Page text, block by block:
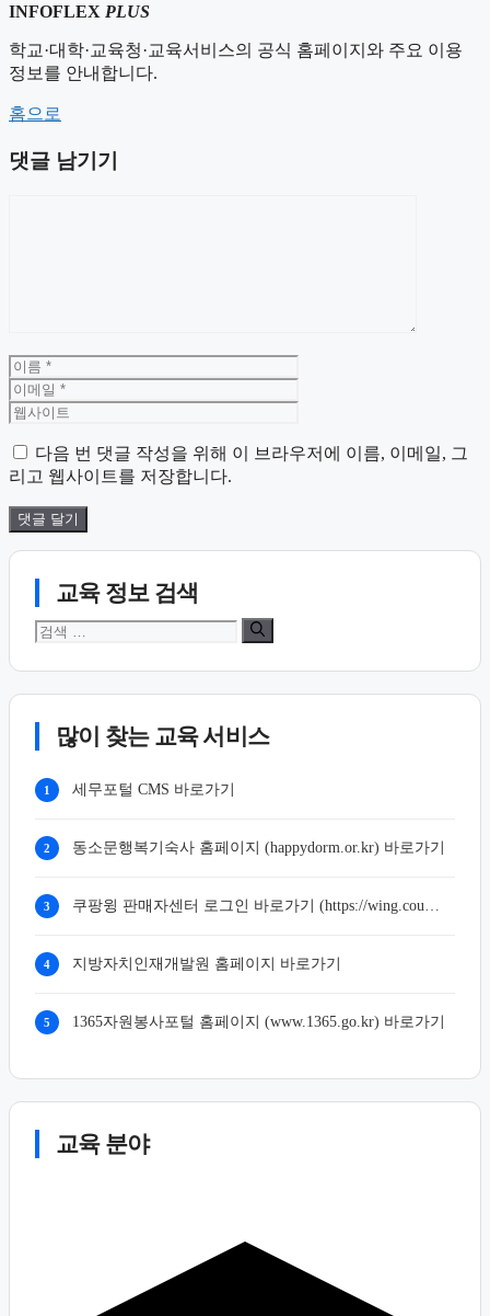
INFOFLEX PLUS
학교·대학·교육청·교육서비스의 공식 홈페이지와 주요 이용
정보를 안내합니다.
홈으로
댓글 남기기
이
름
트
다음 번 댓글 작성을 위해 이 브라우저에 이름, 이메일, 그
리고 웹사이트를 저장합니다.
교육 정보 검색
검
많이 찾는 교육 서비스
1 세무포털 CMS 바로가기
2 동소문행복기숙사 홈페이지 (happydorm.or.kr) 바로가기
3
4 지방자치인재개발원 홈페이지 바로가기
5 1365자원봉사포털 홈페이지 (www.1365.go.kr) 바로가기
교육 분야